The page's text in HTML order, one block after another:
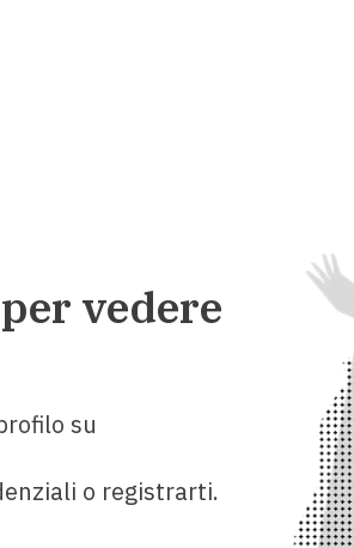
vedere
su
o registrarti.